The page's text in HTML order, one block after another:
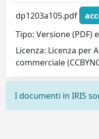
dp1203a105.pdf
Tipo: Versione (PDF)
Licenza: Licenza per
commerciale
I documenti in IRIS